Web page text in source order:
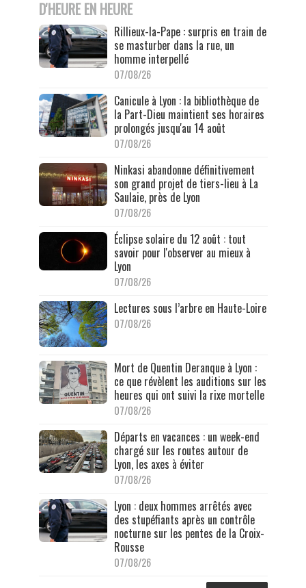
D'HEURE EN HEURE
Rillieux-la-Pape : surpris en train de
se masturber dans la rue, un
homme interpellé
07/08/26
Canicule à Lyon : la bibliothèque de
la Part-Dieu maintient ses horaires
prolongés jusqu'au 14 août
07/08/26
Ninkasi abandonne définitivement
son grand projet de tiers-lieu à La
Saulaie, près de Lyon
07/08/26
Éclipse solaire du 12 août : tout
savoir pour l'observer au mieux à
Lyon
07/08/26
Lectures sous l’arbre en Haute-Loire
07/08/26
Mort de Quentin Deranque à Lyon :
ce que révèlent les auditions sur les
heures qui ont suivi la rixe mortelle
07/08/26
Départs en vacances : un week-end
chargé sur les routes autour de
Lyon, les axes à éviter
07/08/26
Lyon : deux hommes arrêtés avec
des stupéfiants après un contrôle
nocturne sur les pentes de la Croix-
Rousse
07/08/26